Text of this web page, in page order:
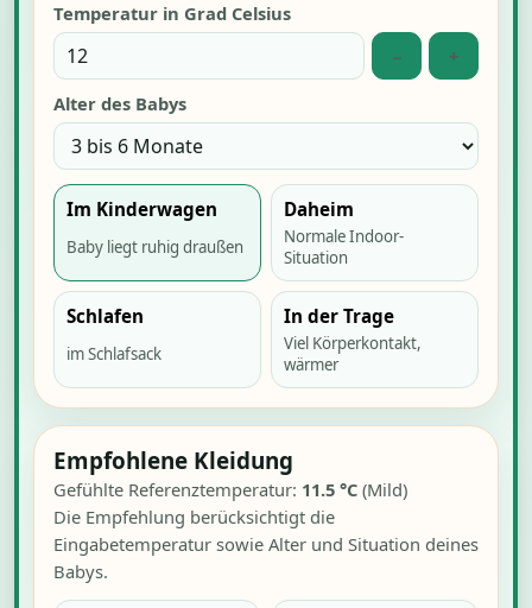
Temperatur in Grad Celsius
−
+
Alter des Babys
Im Kinderwagen
Baby liegt ruhig draußen
Daheim
Normale Indoor-
Situation
Schlafen
im Schlafsack
In der Trage
Viel Körperkontakt,
wärmer
Empfohlene Kleidung
Gefühlte Referenztemperatur: 11.5 °C (Mild)
Die Empfehlung berücksichtigt die
Eingabetemperatur sowie Alter und Situation deines
Babys.